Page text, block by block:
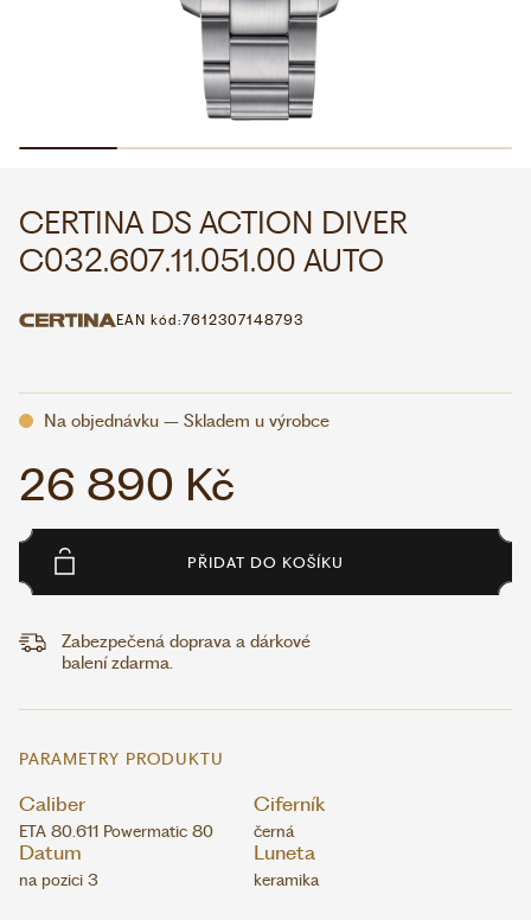
WHATSAPP
VOLEJTE 9:00–18:00+420 775 138 346
CERTINA DS ACTION DIVER
C032.607.11.051.00 AUTO
EAN kód:7612307148793
Na objednávku – Skladem u výrobce
26 890 Kč
PŘIDAT DO KOŠÍKU
Zabezpečená doprava a dárkové
balení zdarma.
PARAMETRY PRODUKTU
Caliber
ETA 80.611 Powermatic 80
Ciferník
černá
Datum
na pozici 3
Luneta
keramika